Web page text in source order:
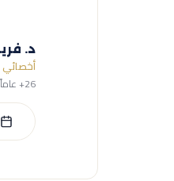
د.
26+ عاماً